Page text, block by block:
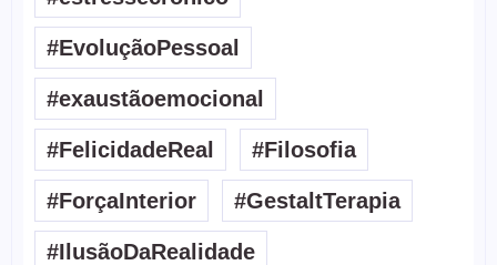
#EvoluçãoPessoal
#exaustãoemocional
#FelicidadeReal #Filosofia
#ForçaInterior #GestaltTerapia
#IlusãoDaRealidade